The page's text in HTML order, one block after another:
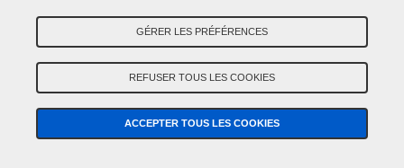
Credits:E-COMIT
Suivez nous sur nos réseaux sociaux
GÉRER LES PRÉFÉRENCES
REFUSER TOUS LES COOKIES
ACCEPTER TOUS LES COOKIES